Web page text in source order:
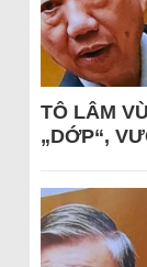
TÔ LÂM
„DỚP“,